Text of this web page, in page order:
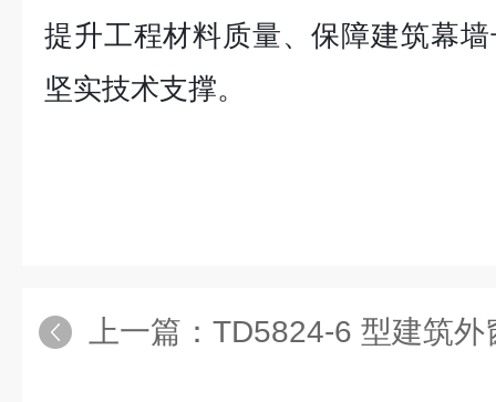
提升工程材料质量、保障建筑幕
坚实技术支撑。
上一篇： TD5824-6 型建筑外窗